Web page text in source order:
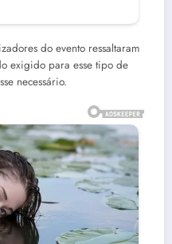
do evento ressaltaram
exigido para esse tipo de
necessário.